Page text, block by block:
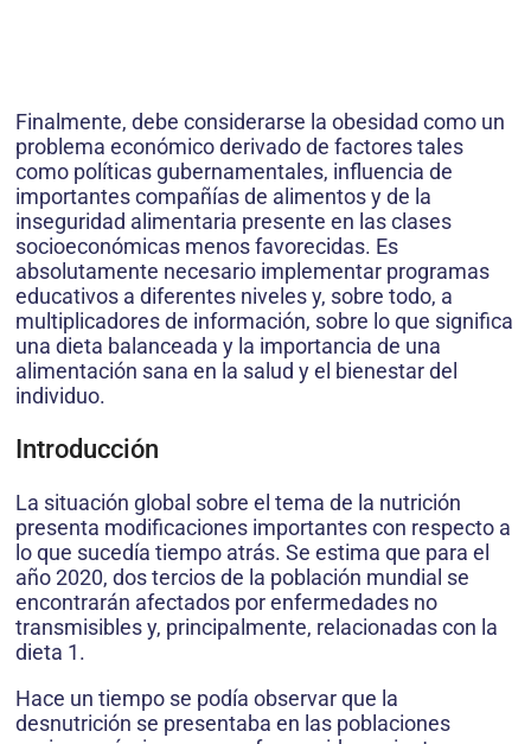
Finalmente, debe considerarse la obesidad como un
problema económico derivado de factores tales
como políticas gubernamentales, influencia de
importantes compañías de alimentos y de la
inseguridad alimentaria presente en las clases
socioeconómicas menos favorecidas. Es
absolutamente necesario implementar programas
educativos a diferentes niveles y, sobre todo, a
multiplicadores de información, sobre lo que significa
una dieta balanceada y la importancia de una
alimentación sana en la salud y el bienestar del
individuo.
Introducción
La situación global sobre el tema de la nutrición
presenta modificaciones importantes con respecto a
lo que sucedía tiempo atrás. Se estima que para el
año 2020, dos tercios de la población mundial se
encontrarán afectados por enfermedades no
transmisibles y, principalmente, relacionadas con la
dieta 1.
Hace un tiempo se podía observar que la
desnutrición se presentaba en las poblaciones